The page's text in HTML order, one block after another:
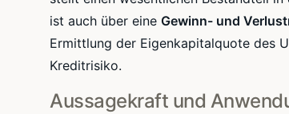
ist auch über eine Gewinn- und
Ermittlung der Eigenkapitalquote des
Kreditrisiko.
Aussagekraft und